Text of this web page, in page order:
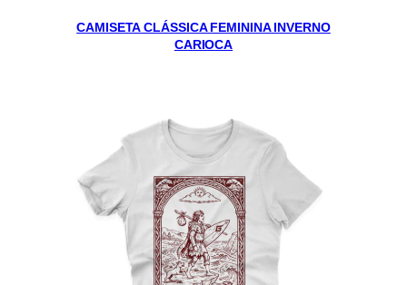
CAMISETA CLÁSSICA FEMININA INVERNO
CARIOCA